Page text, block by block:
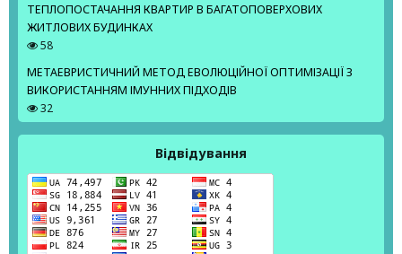
ТЕПЛОПОСТАЧАННЯ КВАРТИР В БАГАТОПОВЕРХОВИХ
ЖИТЛОВИХ БУДИНКАХ
58
МЕТАЕВРИСТИЧНИЙ МЕТОД ЕВОЛЮЦІЙНОЇ ОПТИМІЗАЦІЇ З
ВИКОРИСТАННЯМ ІМУННИХ ПІДХОДІВ
32
Відвідування